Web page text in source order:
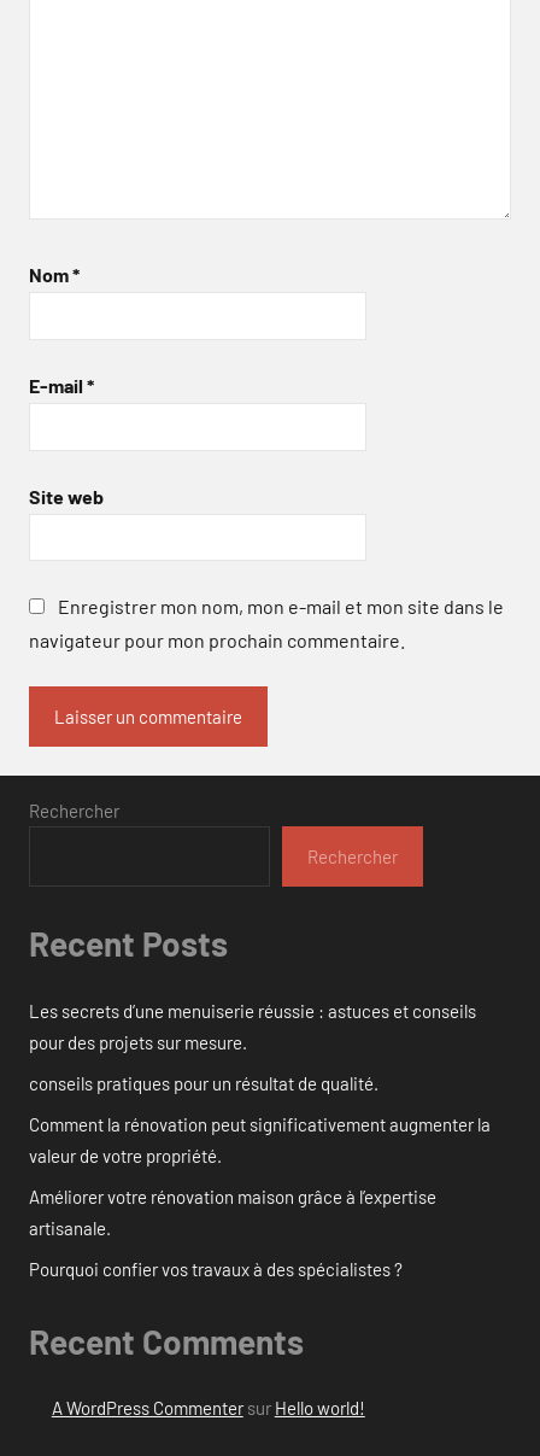
Nom*
E-mail *
Site web
Enregistrer mon nom, mon e-mail et mon site dans le
navigateur pour mon prochain commentaire.
Rechercher
Rechercher
Recent Posts
Les secrets d’une menuiserie réussie : astuces et conseils
pour des projets sur mesure.
conseils pratiques pour un résultat de qualité.
Comment la rénovation peut significativement augmenter la
valeur de votre propriété.
Améliorer votre rénovation maison grâce à l’expertise
artisanale.
Pourquoi confier vos travaux à des spécialistes ?
Recent Comments
A WordPress Commentersur Hello world!